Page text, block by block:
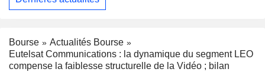
Bourse
Actualités Bourse
Eutelsat Communications : la dynamique du segment LEO
compense la faiblesse structurelle de la Vidéo ; bilan